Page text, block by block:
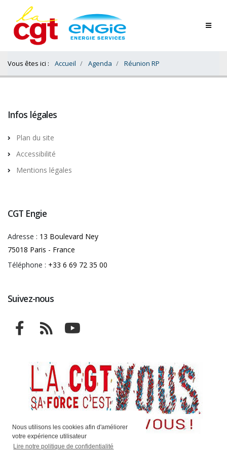
Nous utilisons les cookies afin d'améliorer
votre expérience utilisateur
Lire notre politique de confidentialité
Contenu
Bas
Vous êtes ici : Accueil Agenda Réunion RP
Infos légales
Plan du site
Accessibilité
Mentions légales
CGT Engie
Adresse : 13 Boulevard Ney
75018 Paris - France
Téléphone : +33 6 69 72 35 00
Suivez-nous